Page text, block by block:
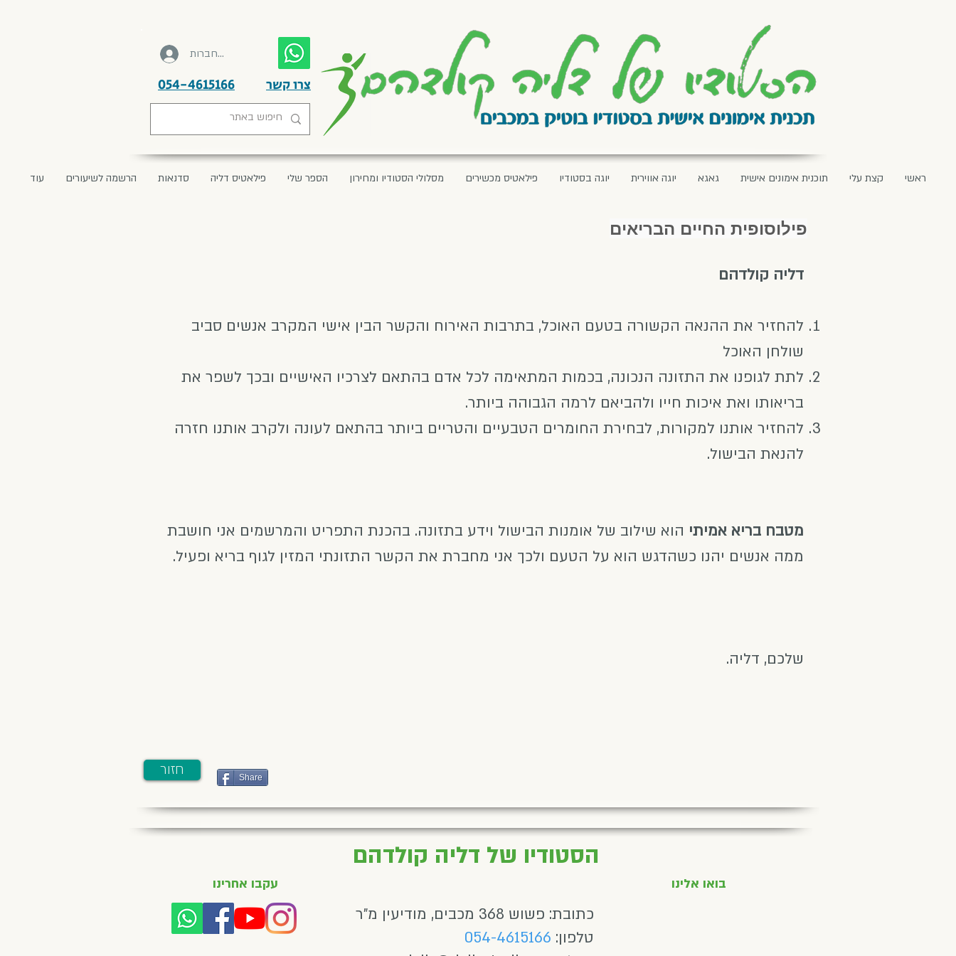
להתחברות
054-4615166 צרו קשר
ראשי קצת עלי תוכנית אימונים אישית גאגא יוגה אווירית יוגה בסטודיו פילאטיס מכשירים מסלולי הסטודיו ומחירון הספר שלי פילאטיס דליה סדנאות הרשמה לשיעורים עוד
פילוסופית החיים הבריאים
דליה קולדהם
להחזיר את ההנאה הקשורה בטעם האוכל, בתרבות האירוח והקשר הבין אישי המקרב אנשים סביב
שולחן האוכל
לתת לגופנו את התזונה הנכונה, בכמות המתאימה לכל אדם בהתאם לצרכיו האישיים ובכך לשפר את
בריאותו ואת איכות חייו ולהביאם לרמה הגבוהה ביותר.
להחזיר אותנו למקורות, לבחירת החומרים הטבעיים והטריים ביותר בהתאם לעונה ולקרב אותנו חזרה
להנאת הבישול.
מטבח בריא אמיתי הוא שילוב של אומנות הבישול וידע בתזונה. בהכנת התפריט והמרשמים אני חושבת
ממה אנשים יהנו כשהדגש הוא על הטעם ולכך אני מחברת את הקשר התזונתי המזין לגוף בריא ופעיל.
שלכם, דליה.
חזור Share
הסטודיו של דליה קולדהם
עקבו אחרינו בואו אלינו
כתובת: פשוש 368 מכבים, מודיעין מ"ר
טלפון: 054-4615166